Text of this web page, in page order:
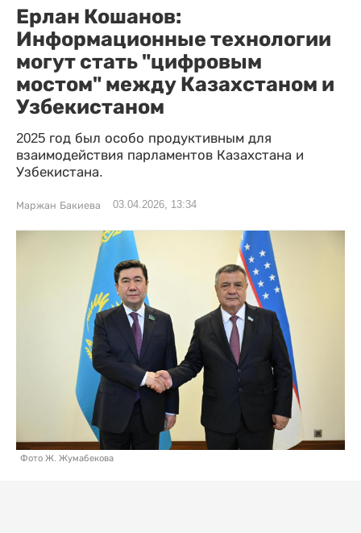
Ерлан Кошанов:
Информационные технологии
могут стать "цифровым
мостом" между Казахстаном и
Узбекистаном
2025 год был особо продуктивным для
взаимодействия парламентов Казахстана и
Узбекистана.
Маржан Бакиева 03.04.2026, 13:34
Фото Ж. Жумабекова